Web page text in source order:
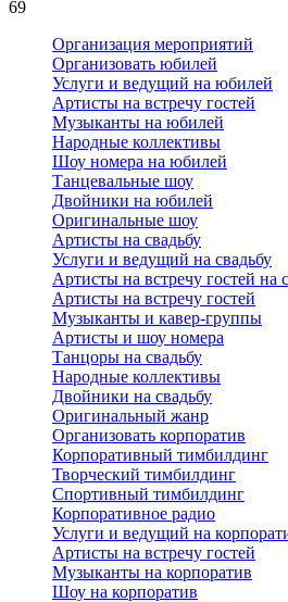
69
Организация мероприятий
Организовать юбилей
Услуги и ведущий на юбилей
Артисты на встречу гостей
Музыканты на юбилей
Народные коллективы
Шоу номера на юбилей
Танцевальные шоу
Двойники на юбилей
Оригинальные шоу
Артисты на свадьбу
Услуги и ведущий на свадьбу
Артисты на встречу гостей на
Артисты на встречу гостей
Музыканты и кавер-группы
Артисты и шоу номера
Танцоры на свадьбу
Народные коллективы
Двойники на свадьбу
Оригинальный жанр
Организовать корпоратив
Корпоративный тимбилдинг
Творческий тимбилдинг
Спортивный тимбилдинг
Корпоративное радио
Услуги и ведущий на
Артисты на встречу гостей
Музыканты на корпоратив
Шоу на корпоратив